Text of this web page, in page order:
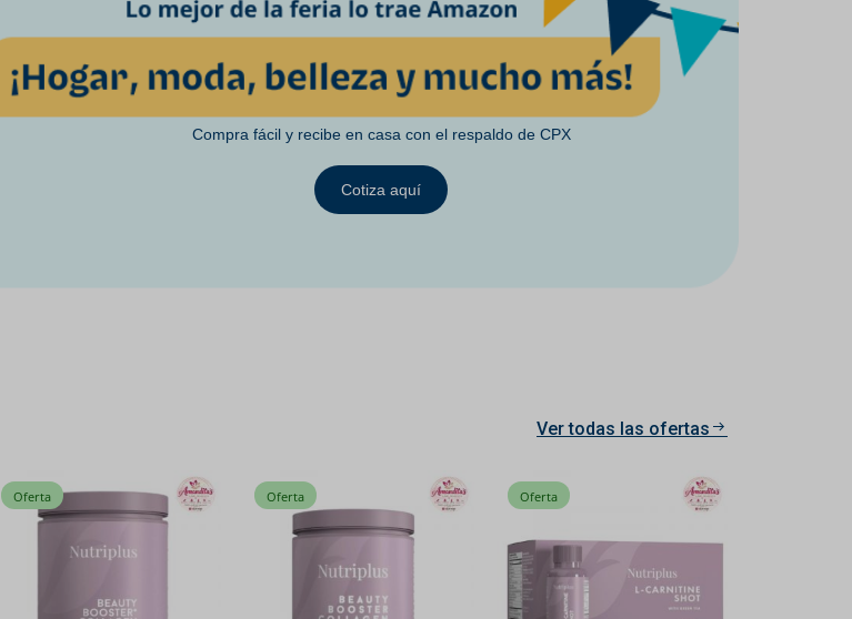
Compra fácil y recibe en casa con el respaldo de CPX
Cotiza aquí
Ver todas las ofertas
Oferta Oferta Oferta